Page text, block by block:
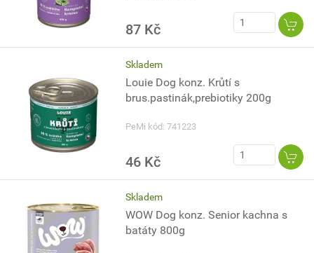
87 Kč
Skladem
Louie Dog konz. Krůtí s
brus.pastinák,prebiotiky 200g
PeMi kód: 741223
46 Kč
Skladem
WOW Dog konz. Senior kachna s
batáty 800g